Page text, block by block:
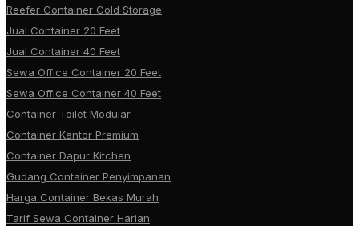
Reefer Container Cold Storage
Jual Container 20 Feet
Jual Container 40 Feet
Sewa Office Container 20 Feet
Sewa Office Container 40 Feet
Container Toilet Modular
Container Kantor Premium
Container Dapur Kitchen
Gudang Container Penyimpanan
Harga Container Bekas Murah
Tarif Sewa Container Harian